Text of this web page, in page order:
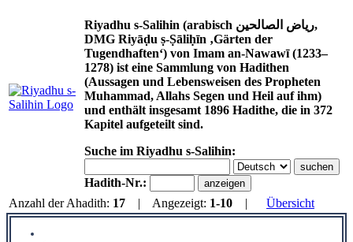
Riyadhu s-Salihin (arabisch رياض الصالحين,
DMG Riyāḍu ṣ-Ṣāliḥīn ‚Gärten der
Tugendhaften‘) von Imam an-Nawawī (1233–
1278) ist eine Sammlung von Hadithen
(Aussagen und Lebensweisen des Propheten
Muhammad, Allahs Segen und Heil auf ihm)
und enthält insgesamt 1896 Hadithe, die in 372
Kapitel aufgeteilt sind.
Suche im Riyadhu s-Salihin:
Hadith-Nr.:
Anzahl der Ahadith: 17 | Angezeigt: 1-10 | Übersicht